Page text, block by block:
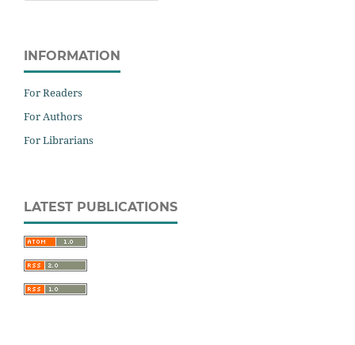
INFORMATION
For Readers
For Authors
For Librarians
LATEST PUBLICATIONS